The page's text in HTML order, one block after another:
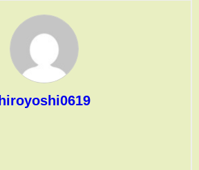
hiroyoshi0619